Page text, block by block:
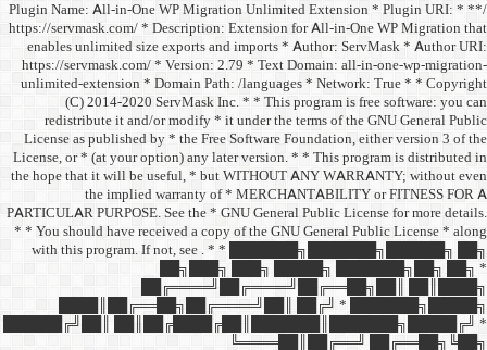
/** * Plugin Name: All-in-
https://servmask.com/ *
enables unlimited size
https://servmask.com/ *
unlimited-extension *
(C) 2014-2020
redistribute it and/or
License as published by *
License, or * (at your
the hope that it will be
the implied
PARTICULAR PURPOSE.
* * You should have
with this program. If not,
██████╔╝██║